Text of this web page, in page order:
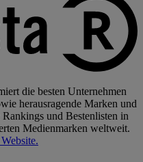
die besten Unternehmen
herausragende Marken und
und Bestenlisten in
Medienmarken weltweit.